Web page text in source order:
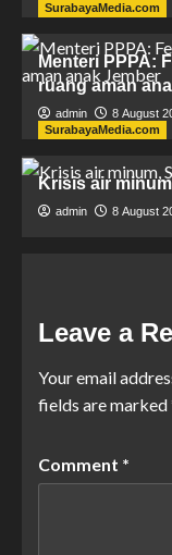
SurabayaMedia.com
Menteri PPPA:
ruang aman
admin 8 August
SurabayaMedia.com
Krisis air
admin 8 August
Leave a
Your email
fields are marked
Comment *